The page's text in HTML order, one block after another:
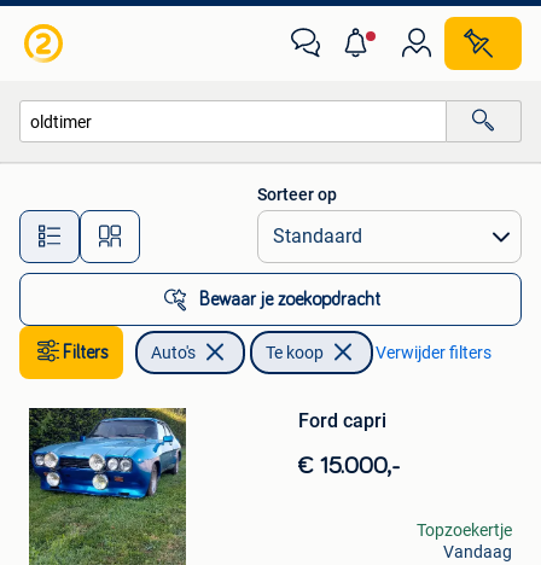
Alle afstanden…
Sorteer op
Bewaar je zoekopdracht
Filters Auto's Te koop Verwijder filters
Bewaren
Mijn
Favorieten
Ford capri
€ 15.000,-
Peter Sprangers
Minderhout
Topzoekertje
Vandaag